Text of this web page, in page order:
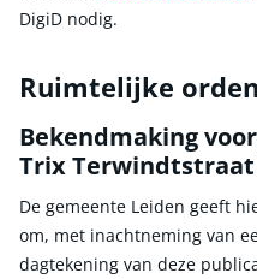
DigiD nodig.
Ruimtelijke
Bekendmaking
Trix Terwindtstraat
De gemeente Leiden geeft
om, met inachtneming van
dagtekening van deze